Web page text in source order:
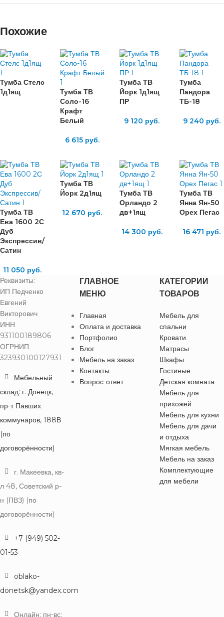
Похожие
Тумба Стелс
1д1ящ
Тумба ТВ
Соло-16
Крафт
Белый
6 615руб.
Тумба ТВ
Йорк 1д1ящ
ПР
9 120 руб.
Тумба
Пандора
ТБ-18
9 240 руб.
Тумба ТВ
Ева 1600 2С
Дуб
Экспрессив/
Сатин
11 050 руб.
Тумба ТВ
Йорк 2д1ящ
12 670 руб.
Тумба ТВ
Орландо 2
дв+1ящ
14 300 руб.
Тумба ТВ
Янна Ян-50
Орех Пегас
16 471 руб.
Реквизиты:
ИП Педченко
Евгений
Викторович
ИНН
931100189806
ОГРНИП
323930100127931
Мебельный
склад: г. Донецк,
пр-т Павших
коммунаров, 188В
(по
договорённости)
г. Макеевка, кв-
л 48, Советский р-
н (ПВЗ) (по
договорённости)
+7 (949) 502-
01-53
oblako-
donetsk@yandex.com
Онлайн: пн-вс:
ГЛАВНОЕ
МЕНЮ
Главная
Оплата и доставка
Портфолио
Блог
Мебель на заказ
Контакты
Вопрос-ответ
КАТЕГОРИИ
ТОВАРОВ
Мебель для
спальни
Кровати
Матрасы
Шкафы
Гостиные
Детская комната
Мебель для
прихожей
Мебель для кухни
Мебель для дачи
и отдыха
Мягкая мебель
Мебель на заказ
Комплектующие
для мебели